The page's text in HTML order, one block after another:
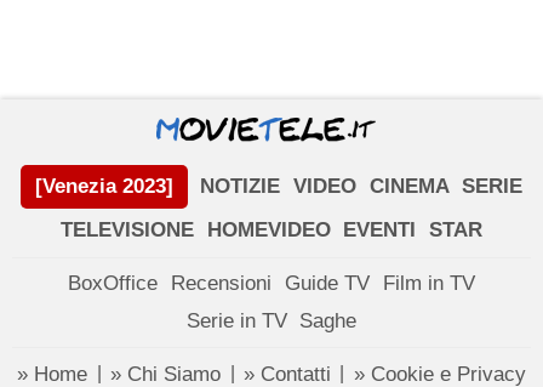
[Venezia 2023] NOTIZIE VIDEO CINEMA SERIE
TELEVISIONE
HOMEVIDEO EVENTI STAR
BoxOffice Recensioni Guide TV
Film in TV
Serie in TV Saghe
» Home » Chi Siamo » Contatti » Cookie e Privacy